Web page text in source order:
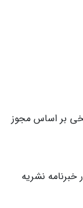
بر اساس مجوز
خبرنامه نشریه